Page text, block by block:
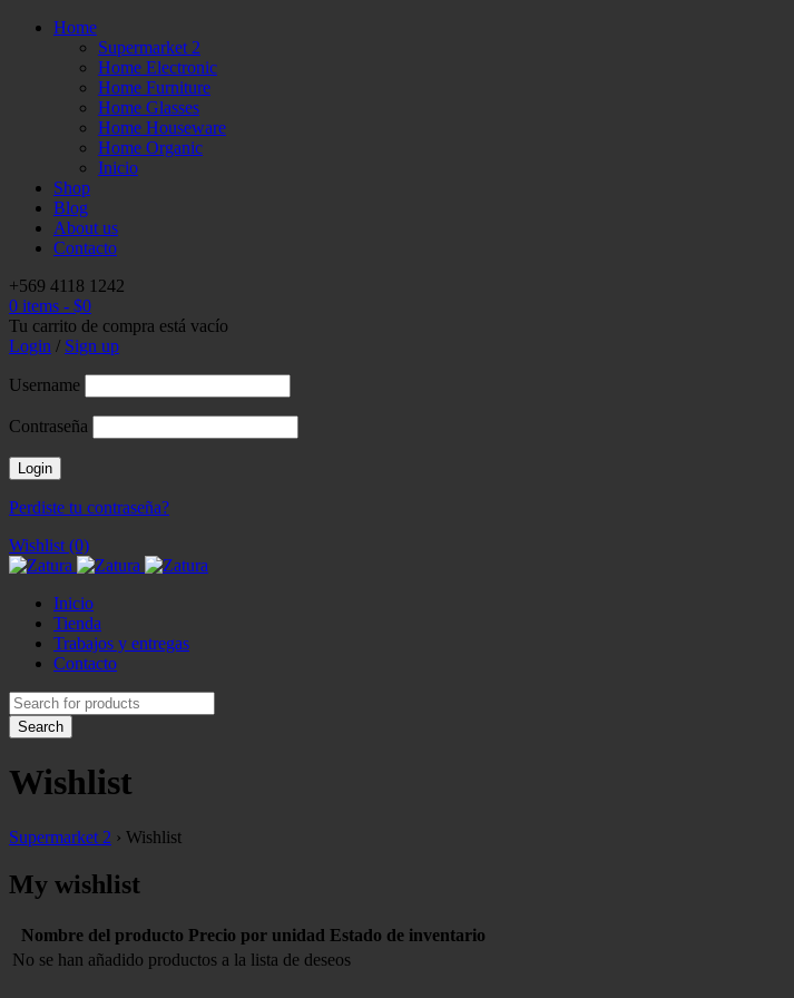
Home
Supermarket 2
Home Electronic
Home Furniture
Home Glasses
Home Houseware
Home Organic
Inicio
Shop
Blog
About us
Contacto
+569 4118 1242
0 items - $0
Tu carrito de compra está vacío
Login / Sign up
Username
Contraseña
Perdiste tu contraseña?
Wishlist (0)
Inicio
Tienda
Trabajos y entregas
Contacto
Wishlist
Supermarket 2 › Wishlist
My wishlist
Nombre del producto Precio por unidad Estado de inventario
No se han añadido productos a la lista de deseos